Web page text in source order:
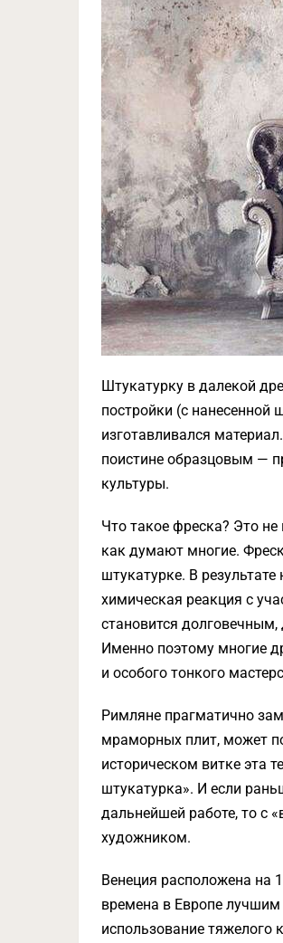
Штукатурку в далекой
постройки (с нанесенной
изготавливался
поистине образцовым —
культуры.
Что такое фреска? Это
как думают многие.
штукатурке. В
химическая реакция с
становится
Именно поэтому многие
и особого тонкого
Римляне прагматично
мраморных плит, может
историческом витке эта
штукатурка». И если
дальнейшей работе, то с
художником.
Венеция расположена на
времена в Европе
использование тяжелого